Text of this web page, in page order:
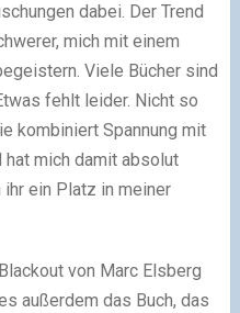
dabei. Der Trend
mich mit einem
Viele Bücher sind
fehlt leider. Nicht so
kombiniert Spannung mit
mich damit absolut
ein Platz in meiner
von Marc Elsberg
außerdem das Buch, das